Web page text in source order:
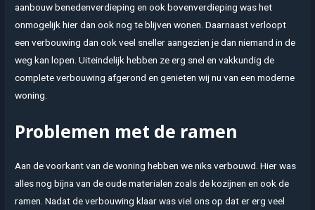
aanbouw benedenverdieping en ook bovenverdieping was het
onmogelijk hier dan ook nog te blijven wonen. Daarnaast verloopt
een verbouwing dan ook veel sneller aangezien je dan niemand in de
weg kan lopen. Uiteindelijk hebben ze erg snel en vakkundig de
complete verbouwing afgerond en genieten wij nu van een moderne
woning.
Problemen met de ramen
Aan de voorkant van de woning hebben we niks verbouwd. Hier was
alles nog bijna van de oude materialen zoals de kozijnen en ook de
ramen. Nadat de verbouwing klaar was viel ons op dat er erg veel